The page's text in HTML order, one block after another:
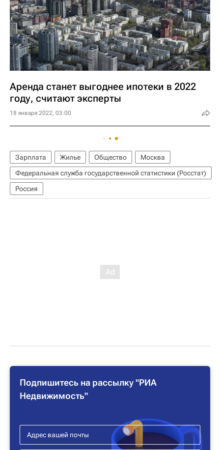
Аренда станет выгоднее ипотеки в 2022
году, считают эксперты
18 января 2022, 03:00
Зарплата Жилье Общество
Москва
Федеральная служба государственной статистики (Росстат)
Россия
Подпишитесь на рассылку "РИА
Недвижимость"